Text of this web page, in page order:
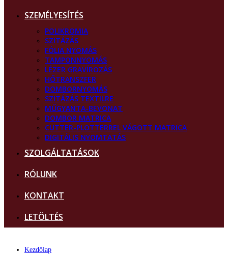
SZEMÉLYESÍTÉS
POLIKROMIA
SZITÁZÁS
FÓLIA NYOMÁS
TAMPONNYOMÁS
LÉZER GRAVÍROZÁS
HŐTRANSZFER
DOMBORNYOMÁS
SZITÁZÁS TEXTILRE
MŰGYANTA-BEVONAT
DOMBOR MATRICA
CUTTER-PLOTTERREL VÁGOTT MATRICA
DIGITÁLIS NYOMTATÁS
SZOLGÁLTATÁSOK
RÓLUNK
KONTAKT
LETÖLTÉS
Kezdőlap